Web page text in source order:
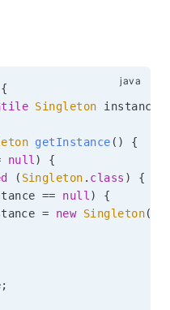
{
Singleton instance
getInstance ( )
{
null )
{
( Singleton . class )
{
== null )
{
= new Singleton(
;